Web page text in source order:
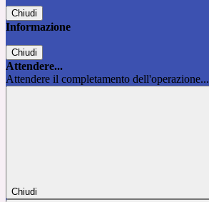
Chiudi
Informazione
Chiudi
Attendere...
Attendere il completamento dell'operazione...
Chiudi